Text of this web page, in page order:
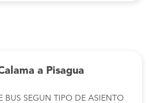
a Pisagua
BUS SEGUN TIPO DE ASIENTO